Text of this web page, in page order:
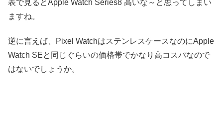
表で見るとApple Watch Series8 高いな～と思ってしまい
ますね。
逆に言えば、Pixel WatchはステンレスケースなのにApple
Watch SEと同じぐらいの価格帯でかなり高コスパなので
はないでしょうか。